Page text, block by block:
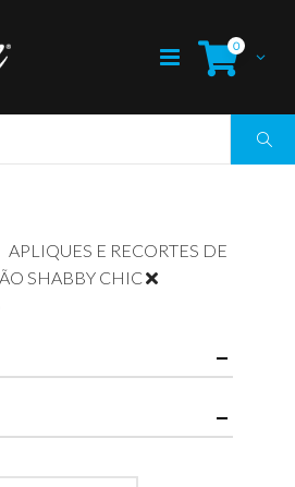
0
APLIQUES E RECORTES DE
SHABBY CHIC